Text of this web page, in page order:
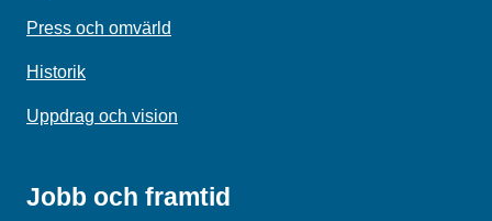
Press och omvärld
Historik
Uppdrag och vision
Jobb och framtid